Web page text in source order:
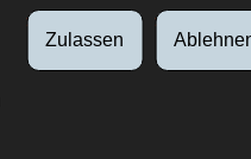
Zulassen